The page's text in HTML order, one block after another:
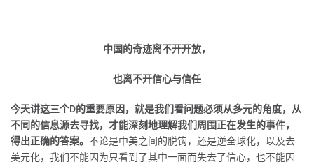
中国的奇迹离不开开放，
也离不开信心与信任
今天讲这三个D的重要原因，就是我们看问题必须从多元的角度，从
不同的信息源去寻找，才能深刻地理解我们周围正在发生的事件，
得出正确的答案。 不论是中美之间的脱钩，还是逆全球化，以及去
美元化，我们不能因为只看到了其中一面而失去了信心，也不能因